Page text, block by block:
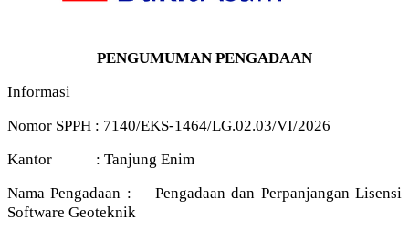
PENGUMUMAN PENGADAAN
Informasi
Nomor SPPH : 7140/EKS-1464/LG.02.03/VI/2026
Kantor : Tanjung Enim
Nama Pengadaan : Pengadaan dan Perpanjangan Lisensi
Software Geoteknik